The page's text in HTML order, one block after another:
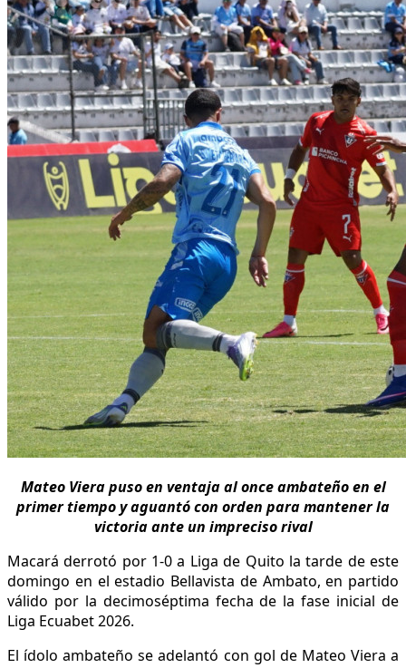
Mateo Viera puso en ventaja al once ambateño en el
primer tiempo y aguantó con orden para mantener la
victoria ante un impreciso rival
Macará derrotó por 1-0 a Liga de Quito la tarde de este
domingo en el estadio Bellavista de Ambato, en partido
válido por la decimoséptima fecha de la fase inicial de
Liga Ecuabet 2026.
El ídolo ambateño se adelantó con gol de Mateo Viera a